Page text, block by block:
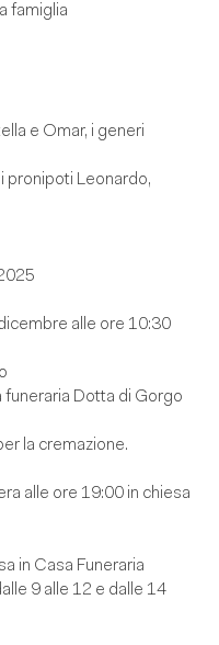
famiglia
e Omar, i generi
pronipoti Leonardo,
alle ore 10:30
funeraria Dotta di Gorgo
la cremazione.
alle ore 19:00 in chiesa
in Casa Funeraria
9 alle 12 e dalle 14